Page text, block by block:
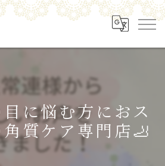
に悩む方におス
質ケア専門店🦶